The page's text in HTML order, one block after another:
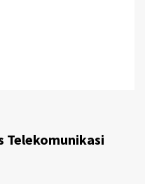
Telekomunikasi